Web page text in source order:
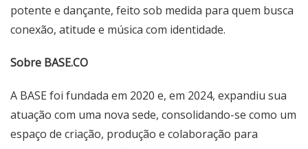
potente e dançante, feito sob medida para quem busca
conexão, atitude e música com identidade.
Sobre BASE.CO
A BASE foi fundada em 2020 e, em 2024, expandiu sua
atuação com uma nova sede, consolidando-se como um
espaço de criação, produção e colaboração para